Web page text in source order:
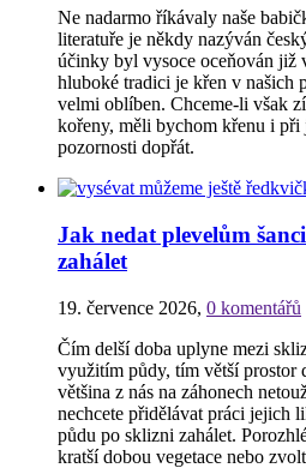
Ne nadarmo říkávaly naše
literatuře je někdy nazýván
účinky byl vysoce oceňován
hluboké tradici je křen v našich
velmi oblíben. Chceme-li však
kořeny, měli bychom křenu i při
pozornosti dopřát.
Jak nedat plevelům
zahálet
19. července 2026, 0 komentářů
Čím delší doba uplyne mezi
využitím půdy, tím větší prostor
většina z nás na záhonech
nechcete přidělávat práci jejich
půdu po sklizni zahálet.
kratší dobou vegetace nebo